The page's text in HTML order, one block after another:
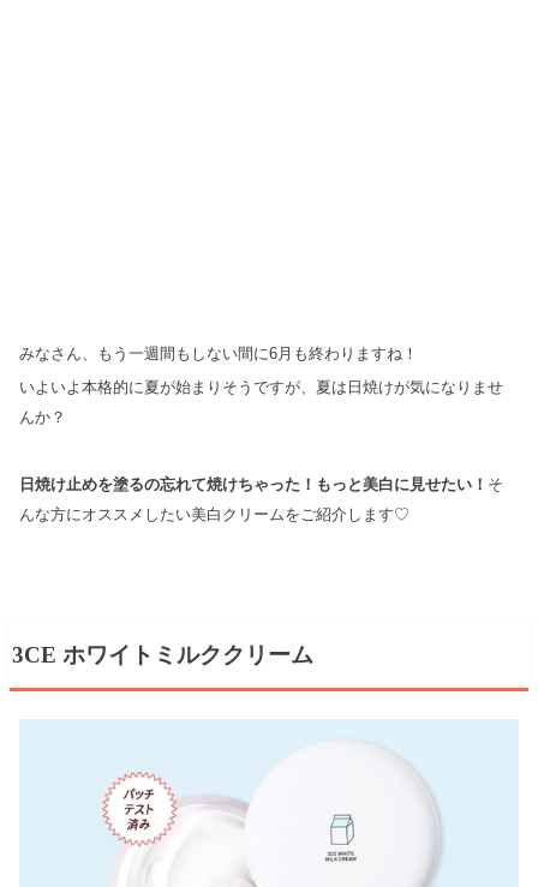
みなさん、もう一週間もしない間に6月も終わりますね！
いよいよ本格的に夏が始まりそうですが、夏は日焼けが気になりませ
んか？
日焼け止めを塗るの忘れて焼けちゃった！もっと美白に見せたい！ そ
んな方にオススメしたい美白クリームをご紹介します♡
3CE ホワイトミルククリーム